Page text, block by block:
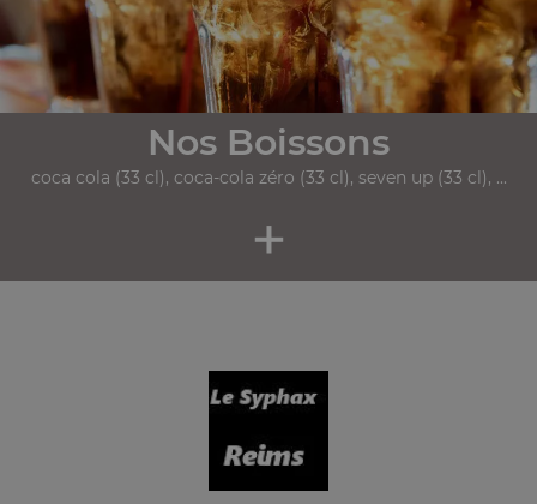
Nos Boissons
coca cola (33 cl), coca-cola zéro (33 cl), seven up (33 cl), ...
+